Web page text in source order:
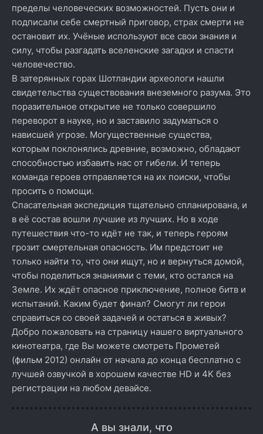
пределы человеческих возможностей. Пусть они и
подписали себе смертный приговор, страх смерти не
остановит их. Учёные используют все свои знания и
силу, чтобы разгадать вселенские загадки и спасти
человечество.
В затерянных горах Шотландии археологи нашли
свидетельства существования внеземного разума. Это
поразительное открытие не только совершило
переворот в науке, но и заставило задуматься о
нависшей угрозе. Могущественные существа,
которым поклонялись древние, возможно, обладают
способностью избавить нас от гибели. И теперь
команда героев отправляется на их поиски, чтобы
просить о помощи.
Спасательная экспедиция тщательно спланирована, и
в её состав вошли лучшие из лучших. Но в ходе
путешествия что-то идёт не так, и теперь героям
грозит смертельная опасность. Им предстоит не
только найти то, что они ищут, но и вернуться домой,
чтобы поделиться знаниями с теми, кто остался на
Земле. Их ждёт опасное приключение, полное битв и
испытаний. Каким будет финал? Смогут ли герои
справиться со своей задачей и остаться в живых?
Добро пожаловать на страницу нашего виртуального
кинотеатра, где Вы можете смотреть Прометей
(фильм 2012) онлайн от начала до конца бесплатно с
лучшей озвучкой в хорошем качестве HD и 4K без
регистрации на любом девайсе.
А вы знали, что